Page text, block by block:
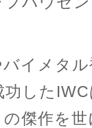
イメタ
した
傑作を